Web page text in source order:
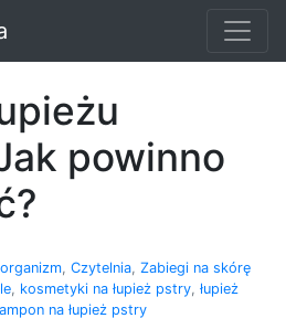
powinno
, Czytelnia, Zabiegi na skórę
, kosmetyki na łupież pstry, łupież
na łupież pstry